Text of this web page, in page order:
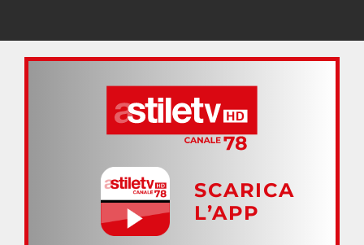
SCARICA
L’APP